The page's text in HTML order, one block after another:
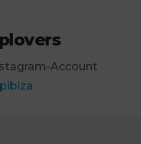
Account